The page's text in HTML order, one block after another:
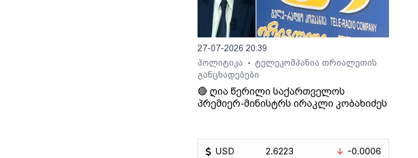
27-07-2026 20:39
პოლიტიკა
•
ტელეკომპანია თრიალეთის
განცხადებები
🔴 ღია წერილი საქართველოს
პრემიერ-მინისტრს ირაკლი კობახიძეს
USD
2.6223
-0.0006